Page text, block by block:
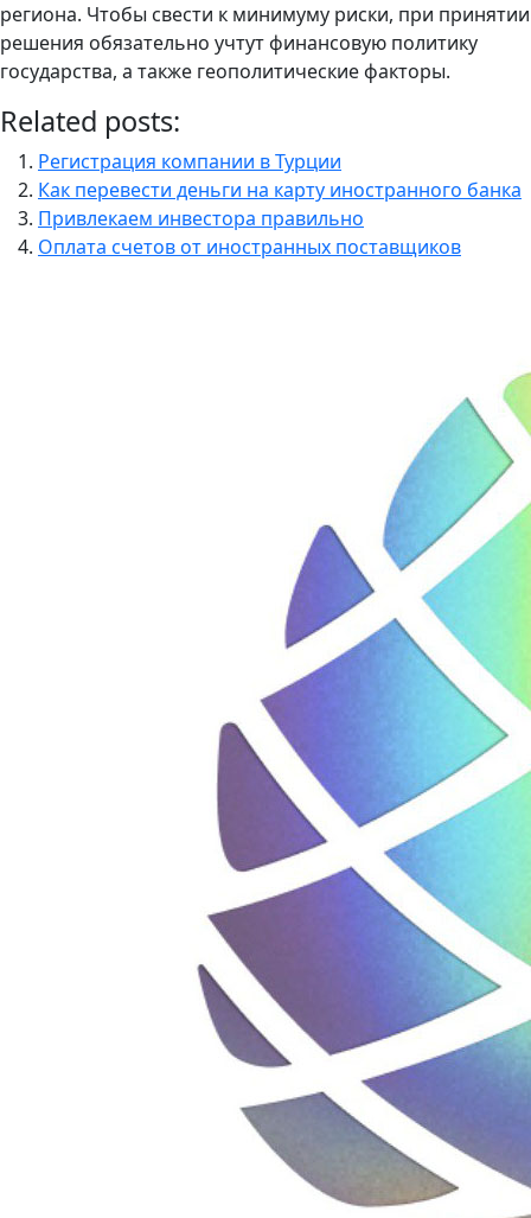
региона. Чтобы свести к минимуму риски, при принятии
решения обязательно учтут финансовую политику
государства, а также геополитические факторы.
Related posts:
Регистрация компании в Турции
Как перевести деньги на карту иностранного банка
Привлекаем инвестора правильно
Оплата счетов от иностранных поставщиков